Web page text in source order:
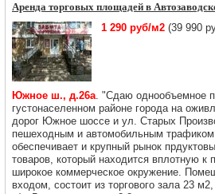
Аренда торговых площадей в
1 290 руб/м2 (39 990
Южное ш., д.26а. "Сдаю однообъемное
густонаселенном районе города на
дорог Южное шоссе и ул. Старых
пешеходным и автомобильным
обеспечивает и крупный рынок
товаров, который находится вплотную
широкое коммерческое окружение.
входом, состоит из торгового зала 23